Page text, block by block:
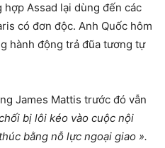
Assad lại dùng đến các
có đơn độc. Anh Quốc hôm
hành động trả đũa tương tự
James Mattis trước đó vẫn
bị lôi kéo vào cuộc nội
bằng nỗ lực ngoại giao ».